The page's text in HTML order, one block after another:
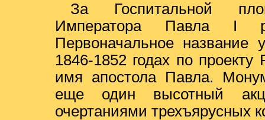
За Госпитальной
Императора Павла I
Первоначальное название
1846-1852 годах по
имя апостола Павла.
еще один высотный
очертаниями трехъярусных